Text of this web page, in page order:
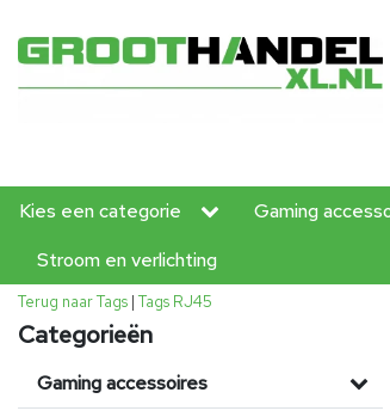
Kies een categorie Gaming
Stroom en verlichting
Terug naar Tags | Tags RJ45
Categorieën
Gaming accessoires